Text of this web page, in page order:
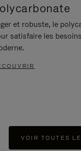
et robuste, le
satisfaire les
VOIR TOUTES